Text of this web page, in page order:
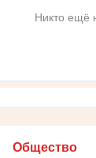
Никто ещё
Общество